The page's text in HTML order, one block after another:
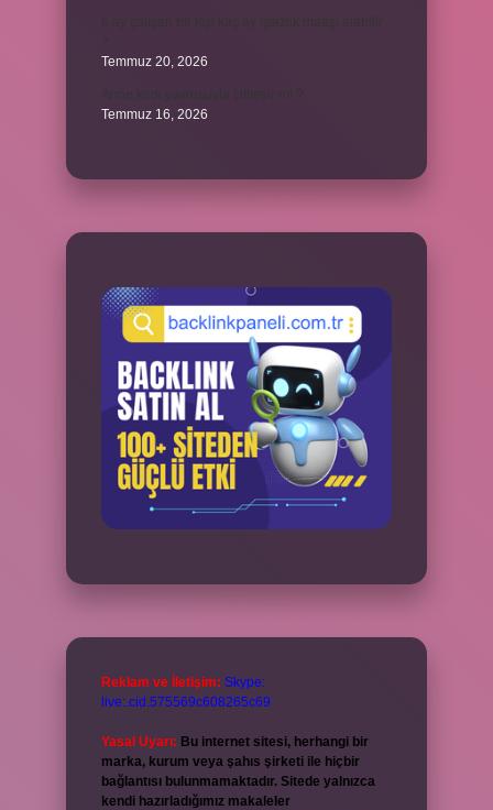
Temmuz 20, 2026
Temmuz 16, 2026
Reklam ve İletişim: Skype:
live:.cid.575569c608265c69
Yasal Uyarı: Bu internet sitesi, herhangi bir
marka, kurum veya şahıs şirketi ile hiçbir
bağlantısı bulunmamaktadır. Sitede yalnızca
kendi hazırladığımız makaleler